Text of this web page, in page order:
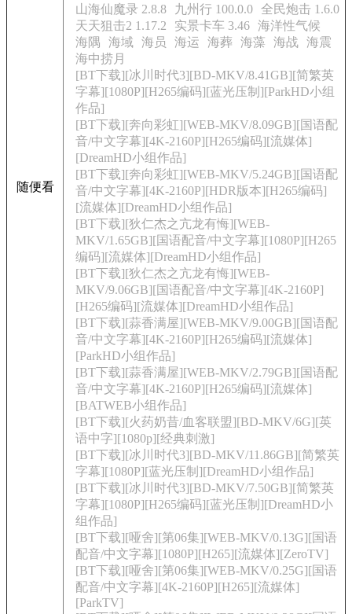
随便看
山海仙魔录 2.8.8
九州行 100.0.0 全民炮击 1.6.0
天天狙击2 1.17.2
实景卡车 3.46 海洋性气候
海隅
海域 海员 海运 海葬 海藻 海战 海震
海中捞月
[BT下载][冰川时代3][BD-MKV/8.41GB][简繁英
字幕][1080P][H265编码][蓝光压制][ParkHD小组
作品]
[BT下载][奔向彩虹][WEB-MKV/8.09GB][国语配
音/中文字幕][4K-2160P][H265编码][流媒体]
[DreamHD小组作品]
[BT下载][奔向彩虹][WEB-MKV/5.24GB][国语配
音/中文字幕][4K-2160P][HDR版本][H265编码]
[流媒体][DreamHD小组作品]
[BT下载][狄仁杰之亢龙有悔][WEB-
MKV/1.65GB][国语配音/中文字幕][1080P][H265
编码][流媒体][DreamHD小组作品]
[BT下载][狄仁杰之亢龙有悔][WEB-
MKV/9.06GB][国语配音/中文字幕][4K-2160P]
[H265编码][流媒体][DreamHD小组作品]
[BT下载][蒜香满屋][WEB-MKV/9.00GB][国语配
音/中文字幕][4K-2160P][H265编码][流媒体]
[ParkHD小组作品]
[BT下载][蒜香满屋][WEB-MKV/2.79GB][国语配
音/中文字幕][4K-2160P][H265编码][流媒体]
[BATWEB小组作品]
[BT下载][火药奶昔/血客联盟][BD-MKV/6G][英
语中字][1080p][经典刺激]
[BT下载][冰川时代3][BD-MKV/11.86GB][简繁英
字幕][1080P][蓝光压制][DreamHD小组作品]
[BT下载][冰川时代3][BD-MKV/7.50GB][简繁英
字幕][1080P][H265编码][蓝光压制][DreamHD小
组作品]
[BT下载][哑舍][第06集][WEB-MKV/0.13G][国语
配音/中文字幕][1080P][H265][流媒体][ZeroTV]
[BT下载][哑舍][第06集][WEB-MKV/0.25G][国语
配音/中文字幕][4K-2160P][H265][流媒体]
[ParkTV]